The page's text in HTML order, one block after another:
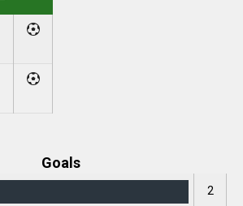
Goals
2